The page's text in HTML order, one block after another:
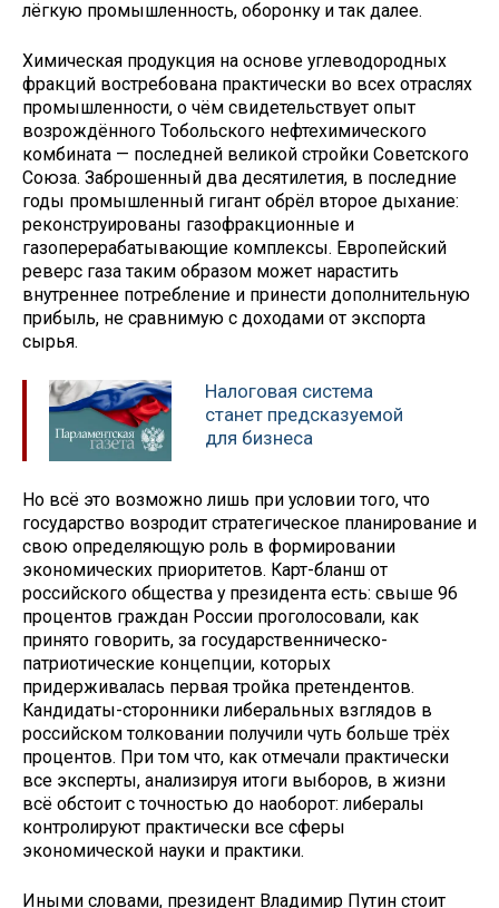
лёгкую промышленность, оборонку и так далее.
Химическая продукция на основе углеводородных
фракций востребована практически во всех отраслях
промышленности, о чём свидетельствует опыт
возрождённого Тобольского нефтехимического
комбината — последней великой стройки Советского
Союза. Заброшенный два десятилетия, в последние
годы промышленный гигант обрёл второе дыхание:
реконструированы газофракционные и
газоперерабатывающие комплексы. Европейский
реверс газа таким образом может нарастить
внутреннее потребление и принести дополнительную
прибыль, не сравнимую с доходами от экспорта
сырья.
Налоговая система
станет предсказуемой
для бизнеса
Но всё это возможно лишь при условии того, что
государство возродит стратегическое планирование и
свою определяющую роль в формировании
экономических приоритетов. Карт-бланш от
российского общества у президента есть: свыше 96
процентов граждан России проголосовали, как
принято говорить, за государственническо-
патриотические концепции, которых
придерживалась первая тройка претендентов.
Кандидаты-сторонники либеральных взглядов в
российском толковании получили чуть больше трёх
процентов. При том что, как отмечали практически
все эксперты, анализируя итоги выборов, в жизни
всё обстоит с точностью до наоборот: либералы
контролируют практически все сферы
экономической науки и практики.
Иными словами, президент Владимир Путин стоит